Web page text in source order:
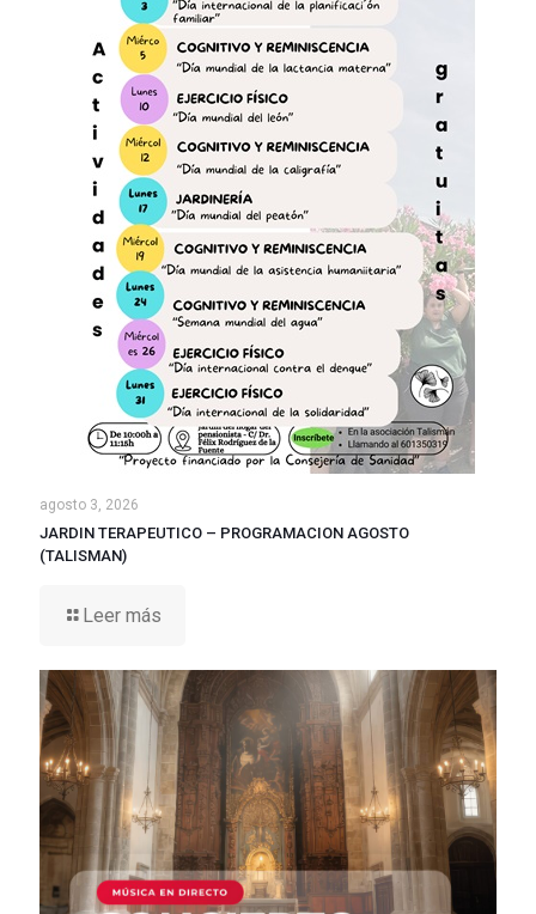
agosto 3, 2026
JARDIN TERAPEUTICO – PROGRAMACION AGOSTO
(TALISMAN)
Leer más